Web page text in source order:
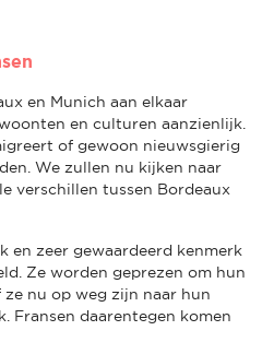
en Munich aan elkaar
en culturen aanzienlijk.
of gewoon nieuwsgierig
We zullen nu kijken naar
verschillen tussen Bordeaux
en zeer gewaardeerd kenmerk
Ze worden geprezen om hun
nu op weg zijn naar hun
Fransen daarentegen komen